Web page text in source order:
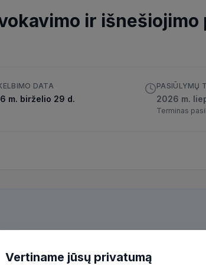
ir
DATA
m. birželio 29 d.
PASIŪLYMŲ
2026 m.
Terminas
pirkimą ir patiksliname 35,96% BVPŽ
Vertiname jūsų privatumą